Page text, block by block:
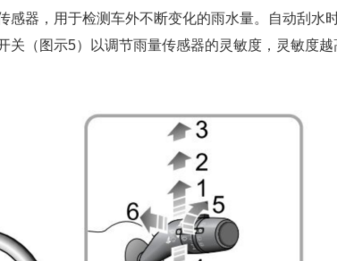
感器，用于检测车外不断变化的雨水量。自动刮水
关（图示5）以调节雨量传感器的灵敏度，灵敏度